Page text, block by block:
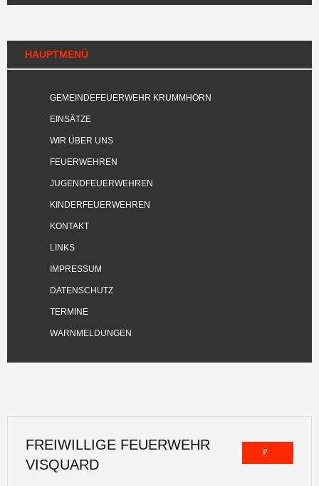
HAUPTMENÜ
GEMEINDEFEUERWEHR KRUMMHÖRN
EINSÄTZE
WIR ÜBER UNS
FEUERWEHREN
JUGENDFEUERWEHREN
KINDERFEUERWEHREN
KONTAKT
LINKS
IMPRESSUM
DATENSCHUTZ
TERMINE
WARNMELDUNGEN
FREIWILLIGE FEUERWEHR
VISQUARD